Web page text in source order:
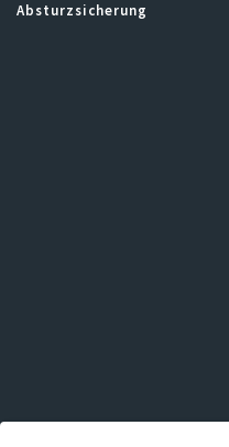
Absturzsicherung